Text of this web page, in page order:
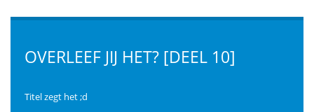
OVERLEEF JIJ HET? [DEEL 10]
Titel zegt het ;d